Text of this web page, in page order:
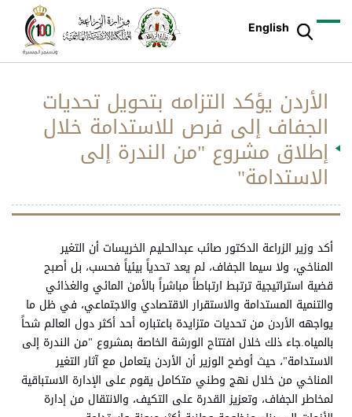
English
الأردن يؤكد التزامه بتحويل تحديات
الجفاف إلى فرص للاستدامة خلال
إطلاق مشروع "من الندرة إلى
الاستدامة"
أكد وزير الزراعة الدكتور صائب عبدالحليم الخريسات أن التغير
المناخي، ولا سيما الجفاف، لم يعد تحدياً بيئياً فحسب، بل أصبح
قضية استراتيجية ترتبط ارتباطاً مباشراً بالأمن المائي والغذائي
والتنمية المستدامة والاستقرار الاقتصادي والاجتماعي، في ظل ما
يواجهه الأردن من تحديات متزايدة باعتباره أحد أكثر دول العالم شحاً
بالمياه.جاء ذلك خلال افتتاح الورشة الخاصة بمشروع "من الندرة إلى
الاستدامة"، حيث أوضح الوزير أن الأردن يتعامل مع آثار التغير
المناخي من خلال نهج وطني متكامل يقوم على الإدارة الاستباقية
لمخاطر الجفاف، وتعزيز القدرة على التكيف، والانتقال من إدارة